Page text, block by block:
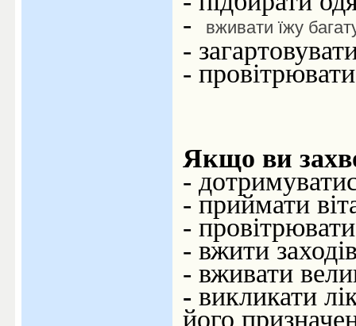
- вживати їжу
-
-
Якщо ви
-
- приймати
-
- вжити
- вживати
- викликати
його